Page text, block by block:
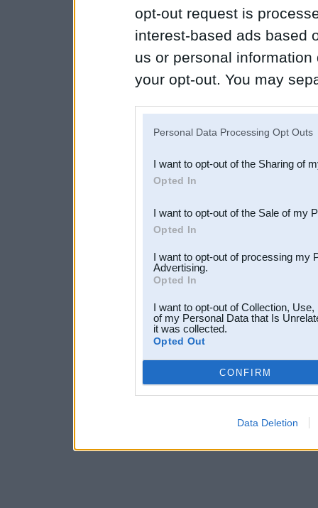
opt-out request is
interest-based ads based
us or personal
your opt-out. You may
Downstream Participants
third parties.
Personal Data Processing Opt Outs
I want to opt-out of the Sharing of
Opted In
I want to opt-out of the Sale of my
Opted In
I want to opt-out of processing my
Advertising.
Opted In
I want to opt-out of Collection,
of my Personal Data that Is
it was collected.
Opted Out
CONFIRM
Data Deletion